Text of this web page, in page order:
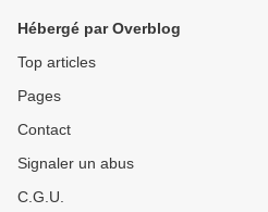
Hébergé par Overblog
Top articles
Pages
Contact
Signaler un abus
C.G.U.